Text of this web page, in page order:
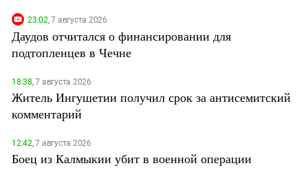
23:02,7 августа 2026
Даудов отчитался о финансировании для
подтопленцев в Чечне
18:38,7 августа 2026
Житель Ингушетии получил срок за антисемитский
комментарий
12:42,7 августа 2026
Боец из Калмыкии убит в военной операции